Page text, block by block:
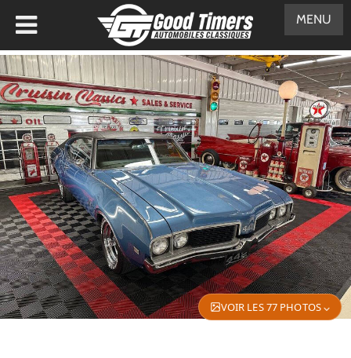
VOIR LES 77 PHOTOS
MENU